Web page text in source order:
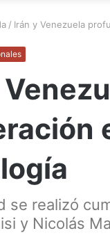
/ Irán y Venezuela
se realizó
y Nicolás